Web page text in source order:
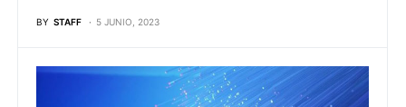
BY STAFF 5 JUNIO, 2023